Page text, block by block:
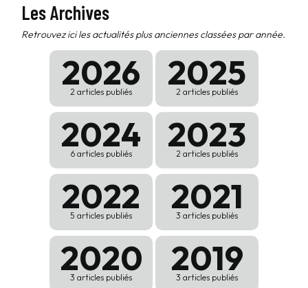
Les Archives
Retrouvez ici les actualités plus anciennes classées par année.
2026
2 articles publiés 2025
2 articles publiés
2024
6 articles publiés 2023
2 articles publiés
2022
5 articles publiés 2021
3 articles publiés
2020
3 articles publiés 2019
3 articles publiés